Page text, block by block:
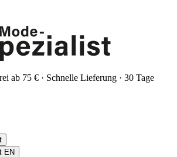
ab 75 € · Schnelle Lieferung · 30 Tage
EN